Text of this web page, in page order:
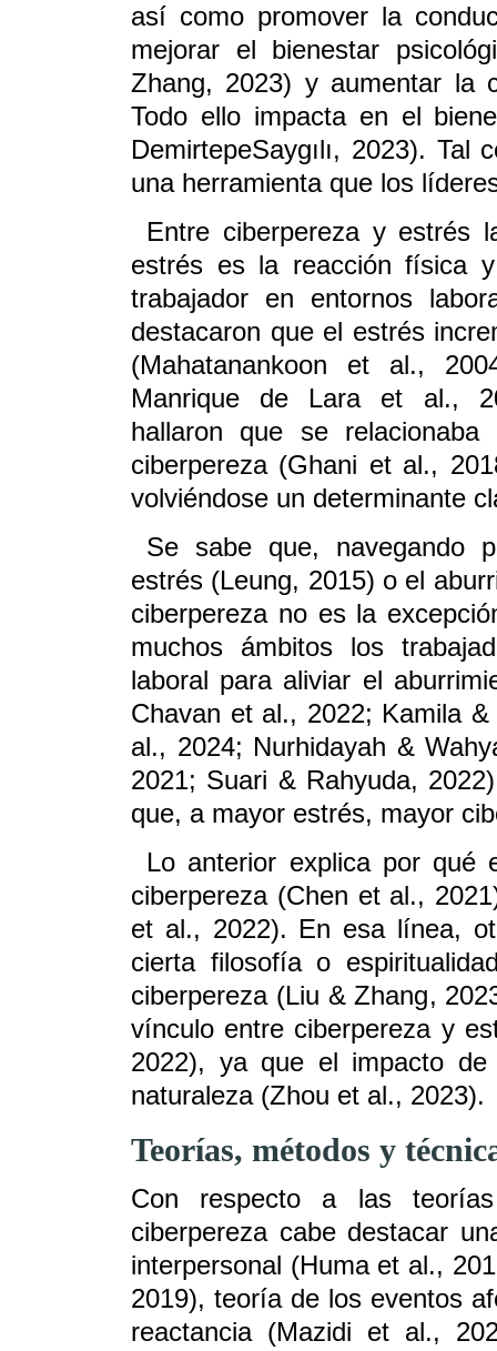
así como promover la
mejorar el bienestar
Zhang, 2023) y aumentar la
Todo ello impacta en el
DemirtepeSaygılı, 2023).
una herramienta que los
Entre ciberpereza y estrés
estrés es la reacción física
trabajador en entornos
destacaron que el estrés
(Mahatanankoon et al.,
Manrique de Lara et al.,
hallaron que se
ciberpereza (Ghani et al.,
volviéndose un determinante
Se sabe que, navegando
estrés (Leung, 2015) o el
ciberpereza no es la
muchos ámbitos los
laboral para aliviar el
Chavan et al., 2022; Kamila
al., 2024; Nurhidayah &
2021; Suari & Rahyuda,
que, a mayor estrés, mayor
Lo anterior explica por qué
ciberpereza (Chen et al.,
et al., 2022). En esa línea,
cierta filosofía o
ciberpereza (Liu & Zhang,
vínculo entre ciberpereza y
2022), ya que el impacto
naturaleza (Zhou et al., 2023).
Teorías, métodos y
Con respecto a las
ciberpereza cabe destacar
interpersonal (Huma et al.,
2019), teoría de los eventos
reactancia (Mazidi et al.,